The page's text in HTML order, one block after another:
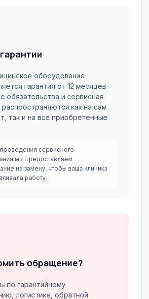
оборудование
гарантия от 12 месяцев.
обязательства и сервисная
как на сам
так и на все приобретенные
сервисного
мы предоставляем
на замену, чтобы ваша клиника
работу.
обращение?
по гарантийному
логистике, обратной